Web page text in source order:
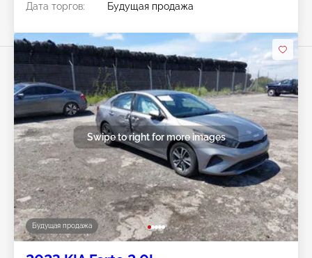
Дата торгов:
Будущая продажа
Будущая продажа
Swipe to right for more images